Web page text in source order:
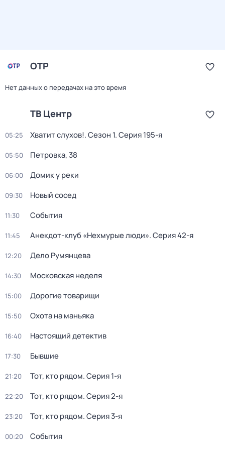
ОТР
Нет данных о передачах на это время
ТВ Центр
05:25 Хватит слухов!. Сезон 1. Серия 195-я
05:50 Петровка, 38
06:00 Домик у реки
09:30 Новый сосед
11:30 События
11:45 Анекдот-клуб «Нехмурые люди». Серия 42-я
12:20 Дело Румянцева
14:30 Московская неделя
15:00 Дорогие товарищи
15:50 Охота на маньяка
16:40 Настоящий детектив
17:30 Бывшие
21:20 Тот, кто рядом. Серия 1-я
22:20 Тот, кто рядом. Серия 2-я
23:20 Тот, кто рядом. Серия 3-я
00:20 События